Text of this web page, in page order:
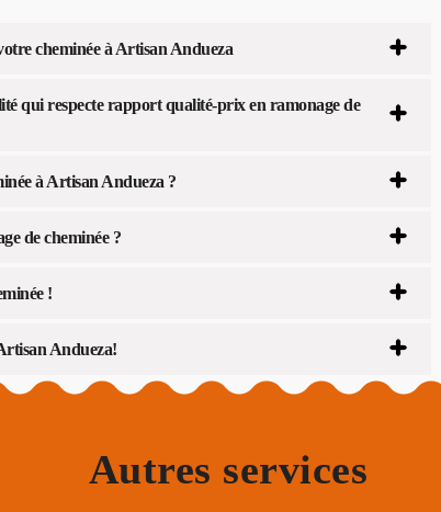
cheminée à Artisan Andueza
qui respecte rapport qualité-prix en ramonage de
à Artisan Andueza ?
de cheminée ?
!
Andueza!
Autres services